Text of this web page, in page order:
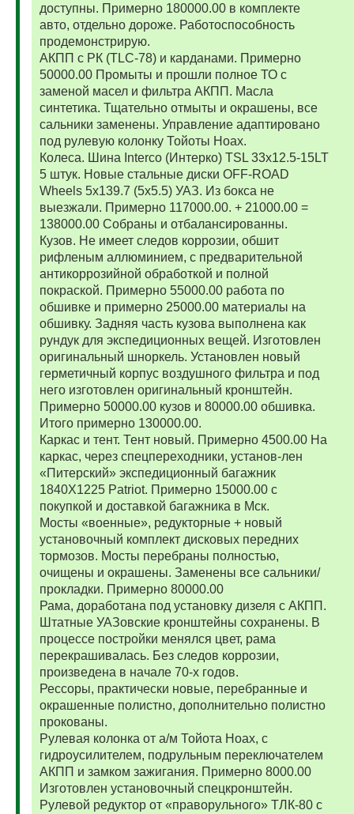
доступны. Примерно 180000.00 в комплекте
авто, отдельно дороже. Работоспособность
продемонстрирую.
АКПП с РК (TLC-78) и карданами. Примерно
50000.00 Промыты и прошли полное ТО с
заменой масел и фильтра АКПП. Масла
синтетика. Тщательно отмыты и окрашены, все
сальники заменены. Управление адаптировано
под рулевую колонку Тойоты Ноах.
Колеса. Шина Interco (Интерко) TSL 33x12.5-15LT
5 штук. Новые стальные диски OFF-ROAD
Wheels 5x139.7 (5x5.5) УАЗ. Из бокса не
выезжали. Примерно 117000.00. + 21000.00 =
138000.00 Собраны и отбалансированны.
Кузов. Не имеет следов коррозии, обшит
рифленым аллюминием, с предварительной
антикоррозийной обработкой и полной
покраской. Примерно 55000.00 работа по
обшивке и примерно 25000.00 материалы на
обшивку. Задняя часть кузова выполнена как
рундук для экспедиционных вещей. Изготовлен
оригинальный шноркель. Установлен новый
герметичный корпус воздушного фильтра и под
него изготовлен оригинальный кронштейн.
Примерно 50000.00 кузов и 80000.00 обшивка.
Итого примерно 130000.00.
Каркас и тент. Тент новый. Примерно 4500.00 На
каркас, через спецпереходники, установ-лен
«Питерский» экспедиционный багажник
1840Х1225 Patriot. Примерно 15000.00 с
покупкой и доставкой багажника в Мск.
Мосты «военные», редукторные + новый
установочный комплект дисковых передних
тормозов. Мосты перебраны полностью,
очищены и окрашены. Заменены все сальники/
прокладки. Примерно 80000.00
Рама, доработана под установку дизеля с АКПП.
Штатные УАЗовские кронштейны сохранены. В
процессе постройки менялся цвет, рама
перекрашивалась. Без следов коррозии,
произведена в начале 70-х годов.
Рессоры, практически новые, перебранные и
окрашенные полистно, дополнительно полистно
прокованы.
Рулевая колонка от а/м Тойота Ноах, с
гидроусилителем, подрульным переключателем
АКПП и замком зажигания. Примерно 8000.00
Изготовлен установочный спецкронштейн.
Рулевой редуктор от «праворульного» ТЛК-80 с